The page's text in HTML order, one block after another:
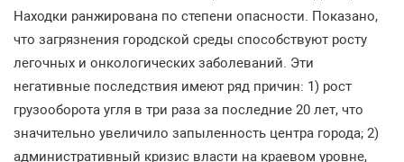
Находки ранжирована по степени опасности. Показано,
что загрязнения городской среды способствуют росту
легочных и онкологических заболеваний. Эти
негативные последствия имеют ряд причин: 1) рост
грузооборота угля в три раза за последние 20 лет, что
значительно увеличило запыленность центра города; 2)
административный кризис власти на краевом уровне,